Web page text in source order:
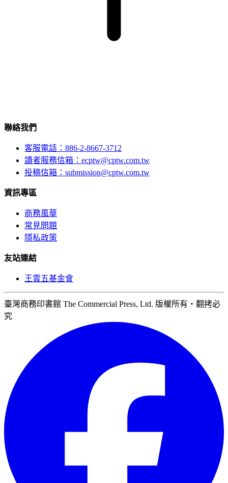
聯絡我們
客服電話：886-2-8667-3712
讀者服務信箱：ecptw@cptw.com.tw
投稿信箱： submission@cptw.com.tw
資訊專區
商務風華
常見問題
隱私政策
友站連結
王雲五基金會
臺灣商務印書館 The Commercial Press, Ltd. 版權所有‧翻拷必
究